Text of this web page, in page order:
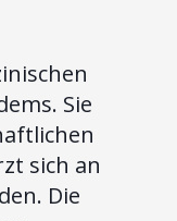
Sie
sich an
Die